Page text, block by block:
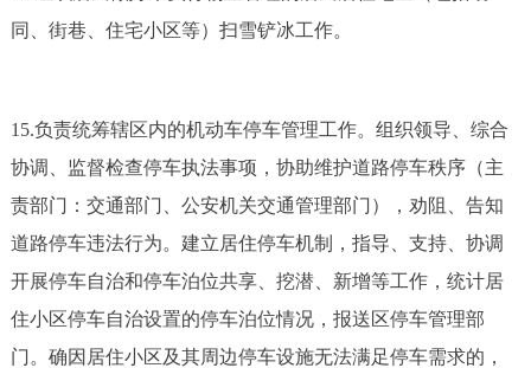
同、街巷、住宅小区等）扫雪铲冰工作。
15.负责统筹辖区内的机动车停车管理工作。组织领导、综合
协调、监督检查停车执法事项，协助维护道路停车秩序（主
责部门：交通部门、公安机关交通管理部门），劝阻、告知
道路停车违法行为。建立居住停车机制，指导、支持、协调
开展停车自治和停车泊位共享、挖潜、新增等工作，统计居
住小区停车自治设置的停车泊位情况，报送区停车管理部
门。确因居住小区及其周边停车设施无法满足停车需求的，